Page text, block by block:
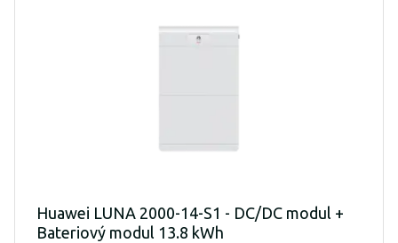
Huawei LUNA 2000-14-S1 - DC/DC modul +
Bateriový modul 13.8 kWh